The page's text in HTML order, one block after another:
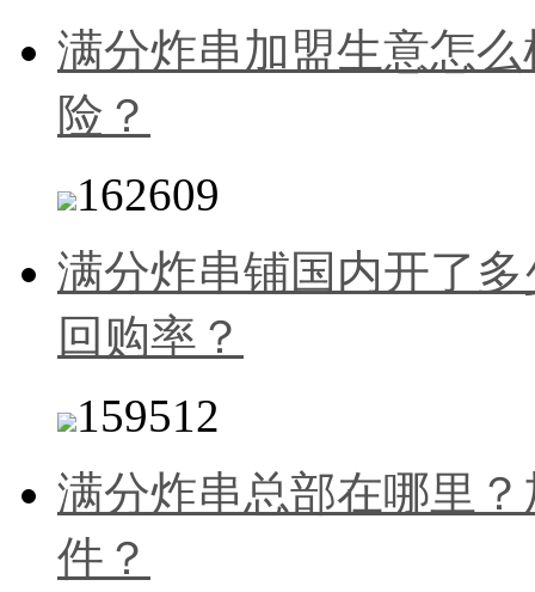
满分炸串加盟生意怎
险？
162609
满分炸串铺国内开了
回购率？
159512
满分炸串总部在哪里
件？